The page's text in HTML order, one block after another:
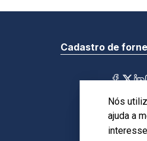
Cadastro de
Canais de
Política de
Nós
ajuda a